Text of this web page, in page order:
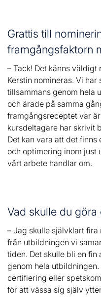
Grattis till
framgångsfaktorn
– Tack! Det känns
Kerstin nomineras. Vi
tillsammans genom hela
och ärade på samma
framgångsreceptet var
kursdeltagare har skrivit
Det kan vara att det
och optimering inom just
vårt arbete handlar om.
Vad skulle du
– Jag skulle självklart
från utbildningen vi
tiden. Det skulle bli en
genom hela
certifiering eller
för att vässa sig själv